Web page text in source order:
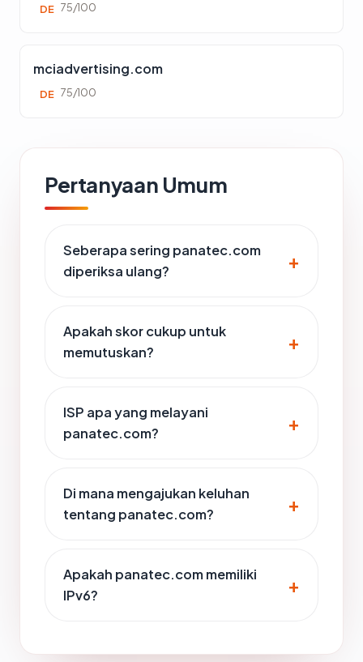
DE 75/100
mciadvertising.com
DE 75/100
Pertanyaan Umum
Seberapa sering panatec.com
diperiksa ulang?
Apakah skor cukup untuk
memutuskan?
ISP apa yang melayani
panatec.com?
Di mana mengajukan keluhan
tentang panatec.com?
Apakah panatec.com memiliki
IPv6?